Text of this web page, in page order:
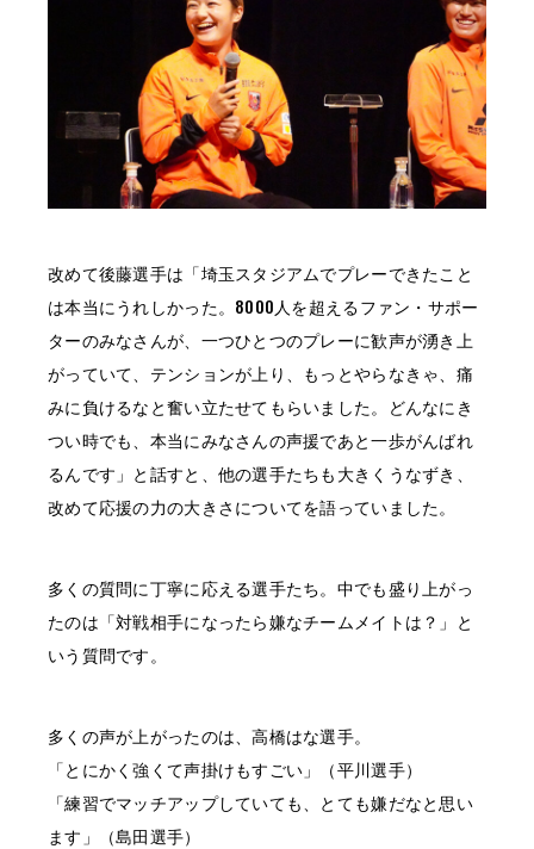
改めて後藤選手は「埼玉スタジアムでプレーできたこと
は本当にうれしかった。8000人を超えるファン・サポー
ターのみなさんが、一つひとつのプレーに歓声が湧き上
がっていて、テンションが上り、もっとやらなきゃ、痛
みに負けるなと奮い立たせてもらいました。どんなにき
つい時でも、本当にみなさんの声援であと一歩がんばれ
るんです」と話すと、他の選手たちも大きくうなずき、
改めて応援の力の大きさについてを語っていました。
多くの質問に丁寧に応える選手たち。中でも盛り上がっ
たのは「対戦相手になったら嫌なチームメイトは？」と
いう質問です。
多くの声が上がったのは、高橋はな選手。
「とにかく強くて声掛けもすごい」（平川選手）
「練習でマッチアップしていても、とても嫌だなと思い
ます」（島田選手）